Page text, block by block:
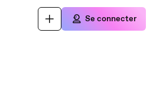
Se connecter